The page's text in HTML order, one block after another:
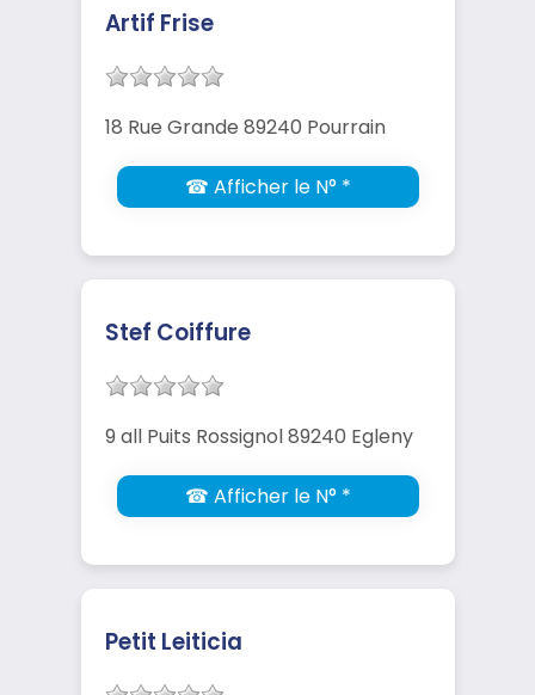
Artif Frise
18 Rue Grande 89240 Pourrain
☎ Afficher le N° *
Stef Coiffure
9 all Puits Rossignol 89240 Egleny
☎ Afficher le N° *
Petit Leiticia